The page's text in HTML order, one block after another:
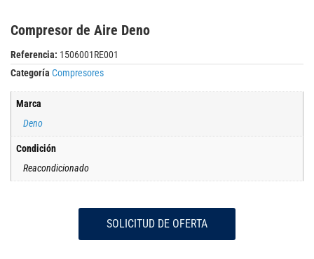
Compresor de Aire Deno
Referencia: 1506001RE001
Categoría Compresores
Marca
Deno
Condición
Reacondicionado
SOLICITUD DE OFERTA